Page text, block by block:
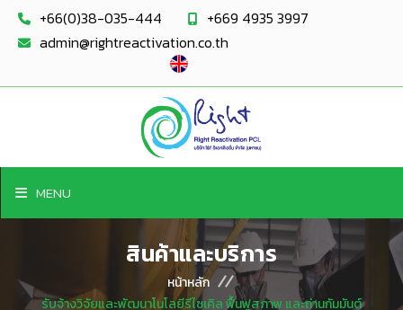
+66(0)38-035-444
+669 4935 3997
admin@rightreactivation.co.th
MENU
สินค้าและบริการ
หน้าหลัก
รับจ้างวิจัยและพัฒนาโนโลยีรีไซเคิล ฟื้นฟูสภาพ และถ่านกัมมันต์